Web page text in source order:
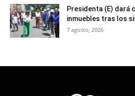
Presidenta (E) dará
inmuebles tras los
7 agosto, 2026